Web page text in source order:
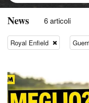
News 6 articoli
Royal Enfield